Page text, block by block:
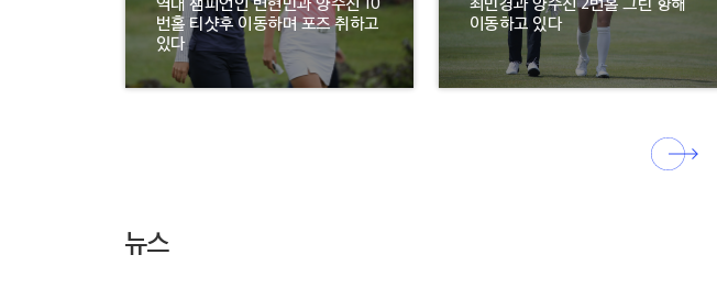
번홀 티샷후 이동하며 포즈 취하고
있다
이동하고 있다
뉴스